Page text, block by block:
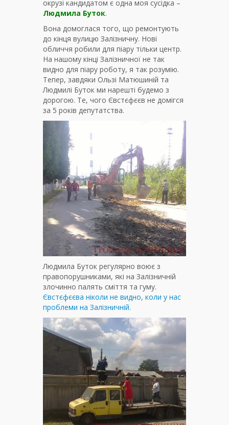
окрузі кандидатом є одна моя сусідка –
Людмила Буток.
Вона домоглася того, що ремонтують
до кінця вулицю Залізничну. Нові
обличчя робили для піару тільки центр.
На нашому кінці Залізничної не так
видно для піару роботу, я так розумію.
Тепер, завдяки Ользі Матюшиній та
Людмилі Буток ми нарешті будемо з
дорогою. Те, чого Євстєфєєв не домігся
за 5 років депутатства.
Людмила Буток регулярно воює з
правопорушниками, які на Залізничній
злочинно палять сміття та гуму.
Євстєфєєва ніколи не видно, коли у нас
проблеми на Залізничній.